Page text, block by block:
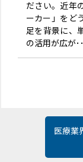
ださい。近年
ーカー」をど
足を背景に、
の活用が広が･
医療業